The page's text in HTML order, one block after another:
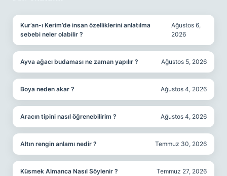
SIDEBAR
Kur’an-ı Kerim’de insan özelliklerini anlatılma
sebebi neler olabilir ?
Ağustos 6,
2026
Ayva ağacı budaması ne zaman yapılır ? Ağustos 5, 2026
Boya neden akar ? Ağustos 4, 2026
Aracın tipini nasıl öğrenebilirim ? Ağustos 4, 2026
Altın rengin anlamı nedir ? Temmuz 30, 2026
Küsmek Almanca Nasıl Söylenir ? Temmuz 27, 2026